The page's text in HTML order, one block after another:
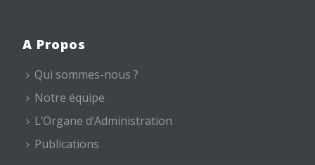
A Propos
Qui sommes-nous ?
Notre équipe
L’Organe d’Administration
Publications